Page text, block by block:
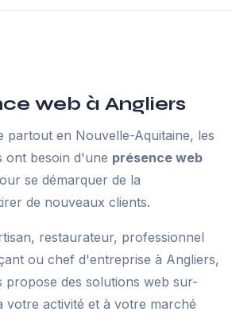
web à Angliers
partout en Nouvelle-Aquitaine, les
ont besoin d'une présence web
se démarquer de la
de nouveaux clients.
restaurateur, professionnel
ou chef d'entreprise à Angliers,
propose des solutions web sur-
votre activité et à votre marché